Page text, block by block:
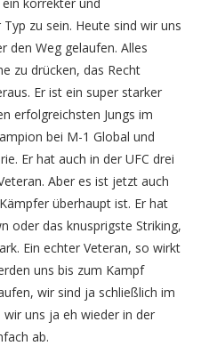
zu sein. Heute sind wir uns
den Weg gelaufen. Alles
zu drücken, das Recht
Er ist ein super starker
erfolgreichsten Jungs im
bei M-1 Global und
Er hat auch in der UFC drei
Aber es ist jetzt auch
überhaupt ist. Er hat
oder das knusprigste Striking,
Ein echter Veteran, so wirkt
uns bis zum Kampf
wir sind ja schließlich im
uns ja eh wieder in der
ab.